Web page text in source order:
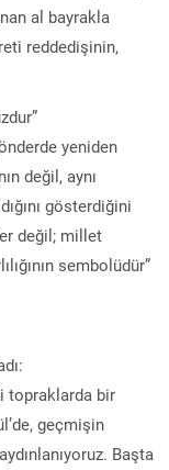
al bayrakla
reddedişinin,
yeniden
değil, aynı
gösterdiğini
değil; millet
sembolüdür”
topraklarda bir
geçmişin
Başta